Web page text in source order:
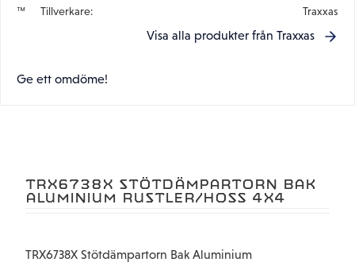
Tillverkare
Traxxas
Visa alla produkter från Traxxas
Ge ett omdöme!
TRX6738X STÖTDÄMPARTORN BAK
ALUMINIUM RUSTLER/HOSS 4X4
TRX6738X Stötdämpartorn Bak Aluminium